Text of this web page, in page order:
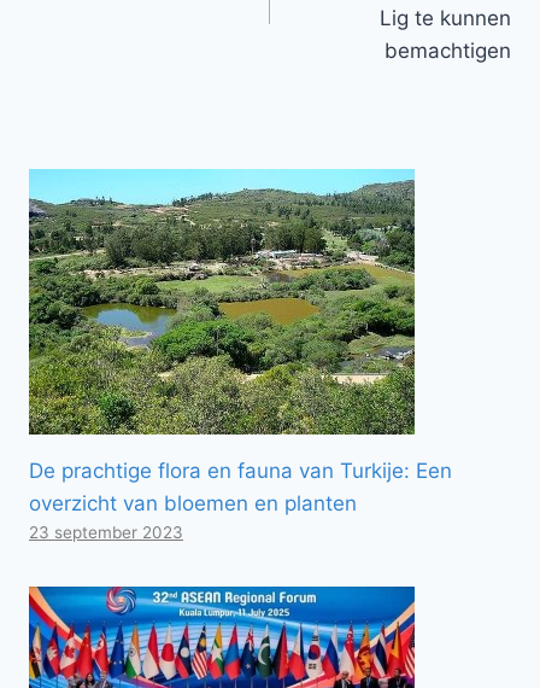
Lig te kunnen
bemachtigen
De prachtige flora en fauna van Turkije: Een
overzicht van bloemen en planten
23 september 2023